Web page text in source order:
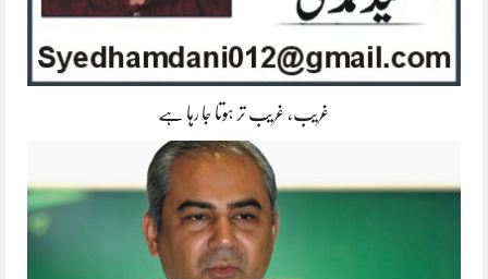
غریب، غریب تر ہوتا جا رہا ہے